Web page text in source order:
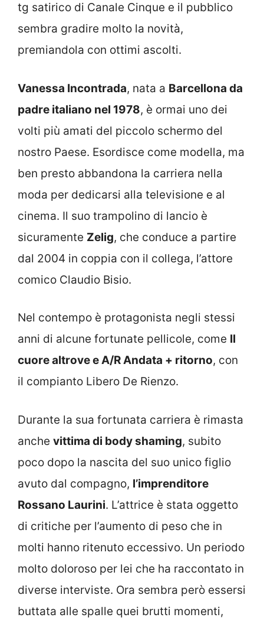
tg satirico di Canale Cinque e il pubblico
sembra gradire molto la novità,
premiandola con ottimi ascolti.
Vanessa Incontrada, nata a Barcellona da
padre italiano nel 1978, è ormai uno dei
volti più amati del piccolo schermo del
nostro Paese. Esordisce come modella, ma
ben presto abbandona la carriera nella
moda per dedicarsi alla televisione e al
cinema. Il suo trampolino di lancio è
sicuramente Zelig, che conduce a partire
dal 2004 in coppia con il collega, l’attore
comico Claudio Bisio.
Nel contempo è protagonista negli stessi
anni di alcune fortunate pellicole, come Il
cuore altrove e A/R Andata + ritorno, con
il compianto Libero De Rienzo.
Durante la sua fortunata carriera è rimasta
anche vittima di body shaming, subito
poco dopo la nascita del suo unico figlio
avuto dal compagno, l’imprenditore
Rossano Laurini. L’attrice è stata oggetto
di critiche per l’aumento di peso che in
molti hanno ritenuto eccessivo. Un periodo
molto doloroso per lei che ha raccontato in
diverse interviste. Ora sembra però essersi
buttata alle spalle quei brutti momenti,